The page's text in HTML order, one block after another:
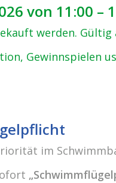
von 11:00 –
werden.
Gewinnspielen
im